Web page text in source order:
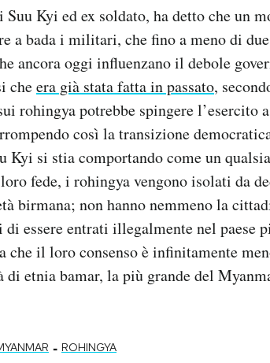
Kyi ed ex soldato, ha detto che un
a bada i militari, che fino a meno di
ancora oggi influenzano il debole
cheera già stata fatta in passato,
rohingya potrebbe spingere l’esercito
così la transizione
Kyi si stia comportando come un
fede, i rohingya vengono isolati da
birmana; non hanno nemmeno la
essere entrati illegalmente nel paese
il loro consenso è infinitamente
etnia bamar, la più grande del
- ROHINGYA